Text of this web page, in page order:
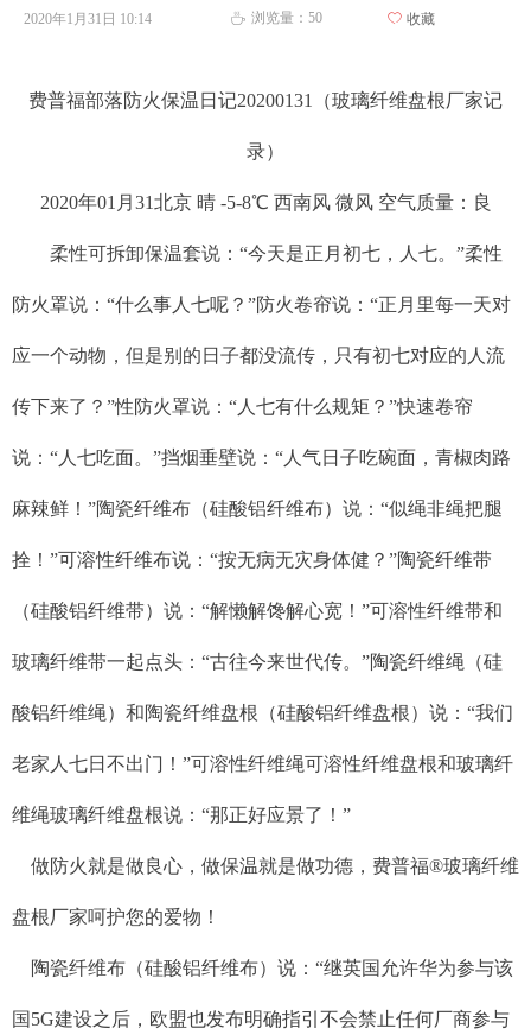
2020年1月31日 10:14 ꄘ 浏览量： 50 ꄀ 收藏
费普福部落防火保温日记20200131（玻璃纤维盘根厂家记
录）
2020年01月31北京 晴 -5-8℃ 西南风 微风 空气质量：良
柔性可拆卸保温套说：“今天是正月初七，人七。”柔性
防火罩说：“什么事人七呢？”防火卷帘说：“正月里每一天对
应一个动物，但是别的日子都没流传，只有初七对应的人流
传下来了？”性防火罩说：“人七有什么规矩？”快速卷帘
说：“人七吃面。”挡烟垂壁说：“人气日子吃碗面，青椒肉路
麻辣鲜！”陶瓷纤维布（硅酸铝纤维布）说：“似绳非绳把腿
拴！”可溶性纤维布说：“按无病无灾身体健？”陶瓷纤维带
（硅酸铝纤维带）说：“解懒解馋解心宽！”可溶性纤维带和
玻璃纤维带一起点头：“古往今来世代传。”陶瓷纤维绳（硅
酸铝纤维绳）和陶瓷纤维盘根（硅酸铝纤维盘根）说：“我们
老家人七日不出门！”可溶性纤维绳可溶性纤维盘根和玻璃纤
维绳玻璃纤维盘根说：“那正好应景了！”
做防火就是做良心，做保温就是做功德，费普福®玻璃纤维
盘根厂家呵护您的爱物！
陶瓷纤维布（硅酸铝纤维布）说：“继英国允许华为参与该
国5G建设之后，欧盟也发布明确指引不会禁止任何厂商参与